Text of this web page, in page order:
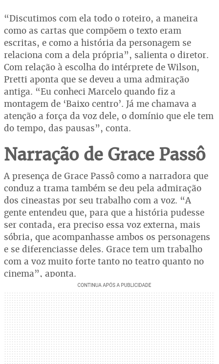
“Discutimos com ela todo o roteiro, a maneira
como as cartas que compõem o texto eram
escritas, e como a história da personagem se
relaciona com a dela própria”, salienta o diretor.
Com relação à escolha do intérprete de Wilson,
Pretti aponta que se deveu a uma admiração
antiga. “Eu conheci Marcelo quando fiz a
montagem de ‘Baixo centro’. Já me chamava a
atenção a força da voz dele, o domínio que ele tem
do tempo, das pausas”, conta.
Narração de Grace Passô
A presença de Grace Passô como a narradora que
conduz a trama também se deu pela admiração
dos cineastas por seu trabalho com a voz. “A
gente entendeu que, para que a história pudesse
ser contada, era preciso essa voz externa, mais
sóbria, que acompanhasse ambos os personagens
e se diferenciasse deles. Grace tem um trabalho
com a voz muito forte tanto no teatro quanto no
cinema”, aponta.